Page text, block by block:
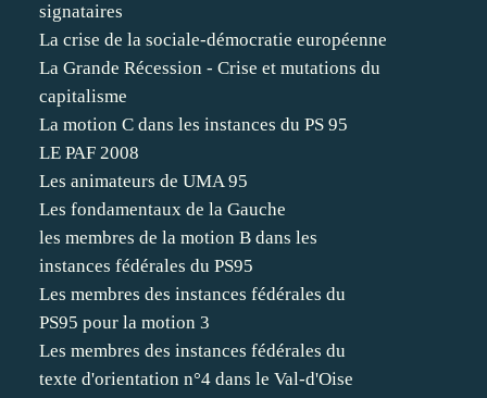
signataires
La crise de la sociale-démocratie européenne
La Grande Récession - Crise et mutations du
capitalisme
La motion C dans les instances du PS 95
LE PAF 2008
Les animateurs de UMA 95
Les fondamentaux de la Gauche
les membres de la motion B dans les
instances fédérales du PS95
Les membres des instances fédérales du
PS95 pour la motion 3
Les membres des instances fédérales du
texte d'orientation n°4 dans le Val-d'Oise